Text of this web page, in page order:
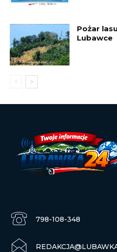
Pożar
Lubawce
798-108-348